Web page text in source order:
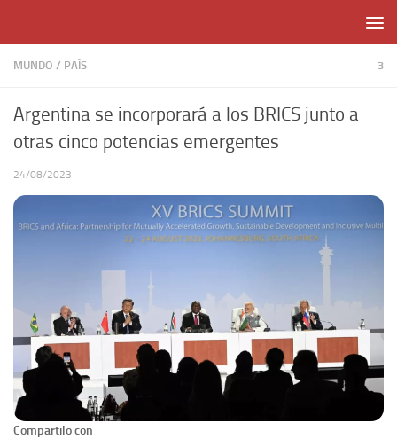
MUNDO / PAÍS 3
Argentina se incorporará a los BRICS junto a
otras cinco potencias emergentes
24/08/2023
Compartilo con